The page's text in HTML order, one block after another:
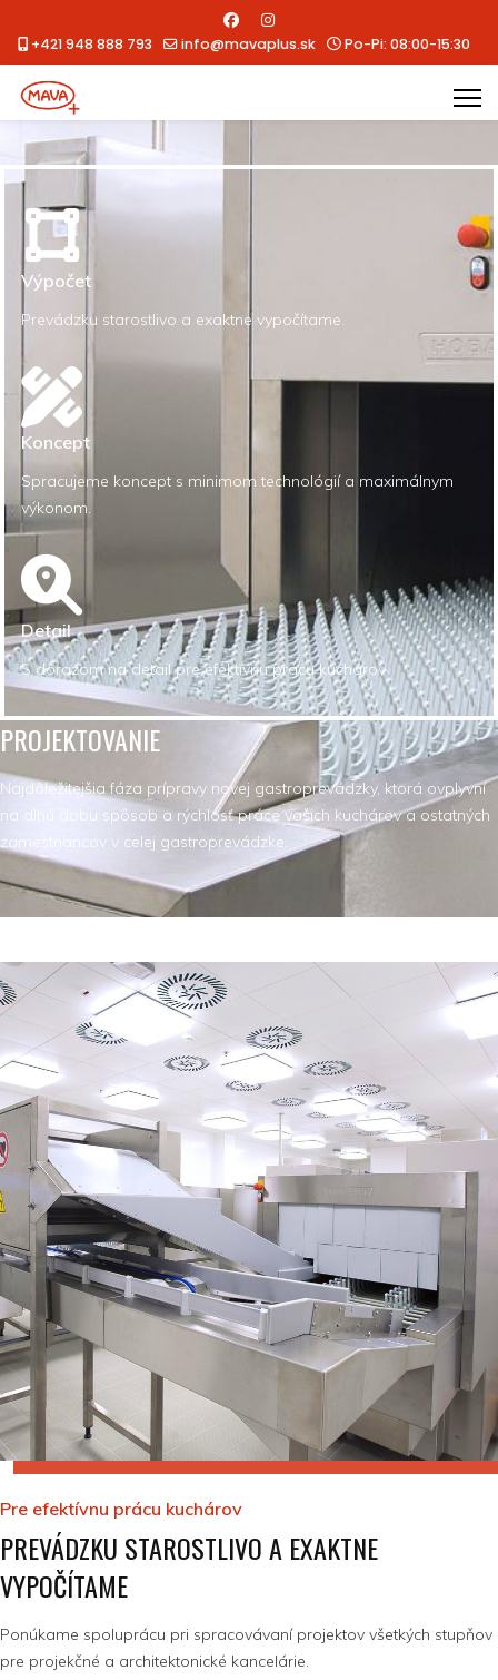
+421 948 888 793 info@mavaplus.sk Po-Pi: 08:00-15:30
Výpočet
Prevádzku starostlivo a exaktne vypočítame.
Koncept
Spracujeme koncept s minimom technológií a maximálnym
výkonom.
Detail
S dôrazom na detail pre efektívnu prácu kuchárov.
PROJEKTOVANIE
Najdôležitejšia fáza prípravy novej gastroprevádzky, ktorá ovplyvní
na dlhú dobu spôsob a rýchlosť práce vašich kuchárov a ostatných
zamestnancov v celej gastroprevádzke.
Pre efektívnu prácu kuchárov
PREVÁDZKU STAROSTLIVO A EXAKTNE
VYPOČÍTAME
Ponúkame spoluprácu pri spracovávaní projektov všetkých stupňov
pre projekčné a architektonické kancelárie.